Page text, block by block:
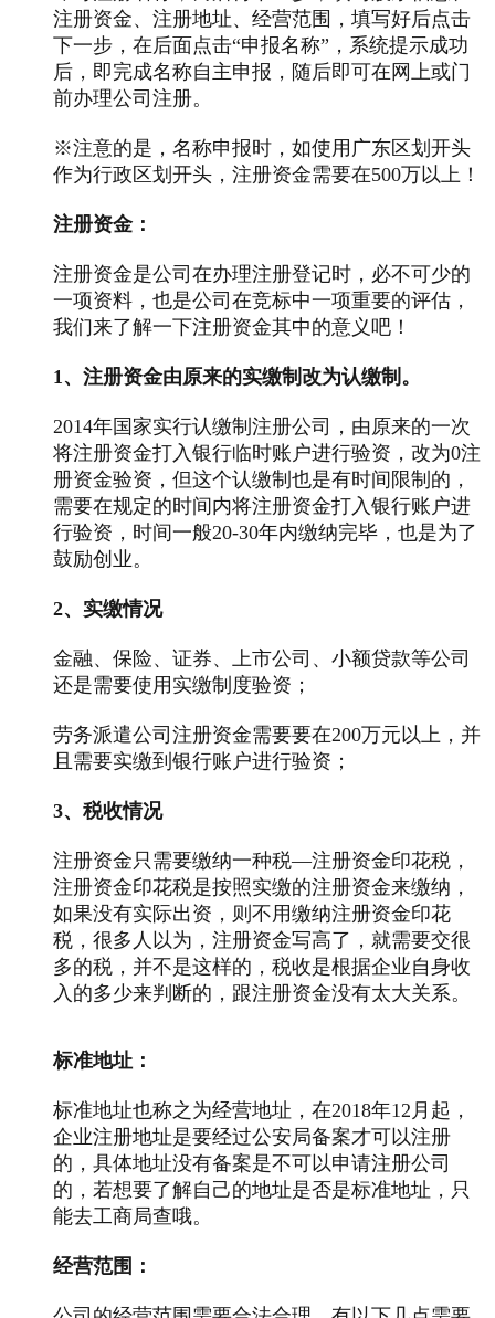
注册资金、注册地址、经营范围，填写好后点击
下一步，在后面点击“申报名称”，系统提示成功
后，即完成名称自主申报，随后即可在网上或门
前办理公司注册。
※注意的是，名称申报时，如使用广东区划开头
作为行政区划开头，注册资金需要在500万以上！
注册资金：
注册资金是公司在办理注册登记时，必不可少的
一项资料，也是公司在竞标中一项重要的评估，
我们来了解一下注册资金其中的意义吧！
1、注册资金由原来的实缴制改为认缴制。
2014年国家实行认缴制注册公司，由原来的一次
将注册资金打入银行临时账户进行验资，改为0注
册资金验资，但这个认缴制也是有时间限制的，
需要在规定的时间内将注册资金打入银行账户进
行验资，时间一般20-30年内缴纳完毕，也是为了
鼓励创业。
2、实缴情况
金融、保险、证券、上市公司、小额贷款等公司
还是需要使用实缴制度验资；
劳务派遣公司注册资金需要要在200万元以上，并
且需要实缴到银行账户进行验资；
3、税收情况
注册资金只需要缴纳一种税—注册资金印花税，
注册资金印花税是按照实缴的注册资金来缴纳，
如果没有实际出资，则不用缴纳注册资金印花
税，很多人以为，注册资金写高了，就需要交很
多的税，并不是这样的，税收是根据企业自身收
入的多少来判断的，跟注册资金没有太大关系。
标准地址：
标准地址也称之为经营地址，在2018年12月起，
企业注册地址是要经过公安局备案才可以注册
的，具体地址没有备案是不可以申请注册公司
的，若想要了解自己的地址是否是标准地址，只
能去工商局查哦。
经营范围：